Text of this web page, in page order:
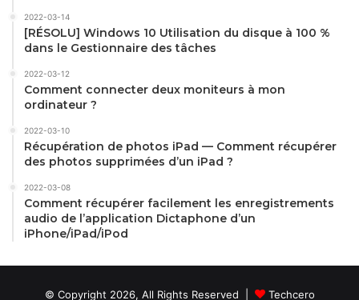
2022-03-14
[RÉSOLU] Windows 10 Utilisation du disque à 100 %
dans le Gestionnaire des tâches
2022-03-12
Comment connecter deux moniteurs à mon
ordinateur ?
2022-03-10
Récupération de photos iPad — Comment récupérer
des photos supprimées d’un iPad ?
2022-03-08
Comment récupérer facilement les enregistrements
audio de l’application Dictaphone d’un
iPhone/iPad/iPod
© Copyright 2026, All Rights Reserved | Techcero